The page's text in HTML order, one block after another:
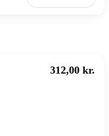
312,00 kr.